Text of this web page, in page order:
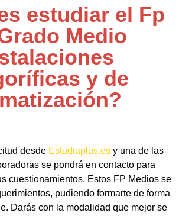
estudiar el Fp
Medio
y de
desde Estudiaplus.es y una de las
se pondrá en contacto para
cuestionamientos. Estos FP Medios se
pudiendo formarte de forma
Darás con la modalidad que mejor se